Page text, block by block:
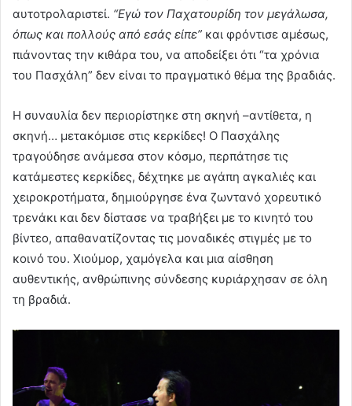
αυτοτρολαριστεί. “Εγώ τον Παχατουρίδη τον μεγάλωσα,
όπως και πολλούς από εσάς είπε” και φρόντισε αμέσως,
πιάνοντας την κιθάρα του, να αποδείξει ότι “τα χρόνια
του Πασχάλη” δεν είναι το πραγματικό θέμα της βραδιάς.
Η συναυλία δεν περιορίστηκε στη σκηνή –αντίθετα, η
σκηνή… μετακόμισε στις κερκίδες! Ο Πασχάλης
τραγούδησε ανάμεσα στον κόσμο, περπάτησε τις
κατάμεστες κερκίδες, δέχτηκε με αγάπη αγκαλιές και
χειροκροτήματα, δημιούργησε ένα ζωντανό χορευτικό
τρενάκι και δεν δίστασε να τραβήξει με το κινητό του
βίντεο, απαθανατίζοντας τις μοναδικές στιγμές με το
κοινό του. Χιούμορ, χαμόγελα και μια αίσθηση
αυθεντικής, ανθρώπινης σύνδεσης κυριάρχησαν σε όλη
τη βραδιά.